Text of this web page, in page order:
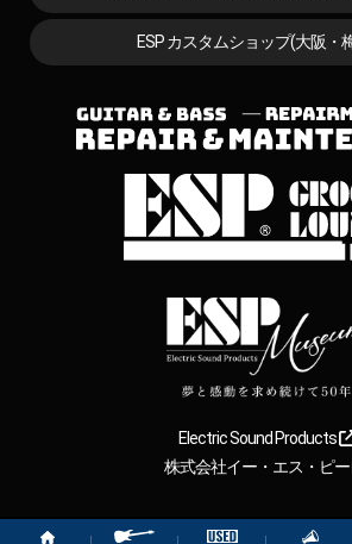
ESP カスタムショップ(大阪・
Electric Sound Products
株式会社イー・エス・ピー
Copyright 2026【ESP直営】BIGBOSS オンラ